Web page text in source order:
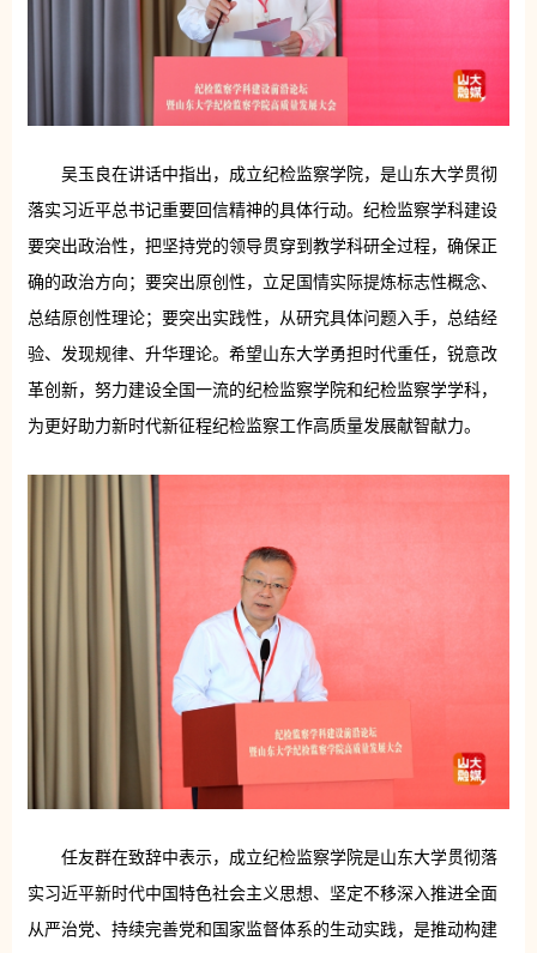
吴玉良在讲话中指出，成立纪检监察学院，是山东大学贯彻
落实习近平总书记重要回信精神的具体行动。纪检监察学科建设
要突出政治性，把坚持党的领导贯穿到教学科研全过程，确保正
确的政治方向；要突出原创性，立足国情实际提炼标志性概念、
总结原创性理论；要突出实践性，从研究具体问题入手，总结经
验、发现规律、升华理论。希望山东大学勇担时代重任，锐意改
革创新，努力建设全国一流的纪检监察学院和纪检监察学学科，
为更好助力新时代新征程纪检监察工作高质量发展献智献力。
任友群在致辞中表示，成立纪检监察学院是山东大学贯彻落
实习近平新时代中国特色社会主义思想、坚定不移深入推进全面
从严治党、持续完善党和国家监督体系的生动实践，是推动构建